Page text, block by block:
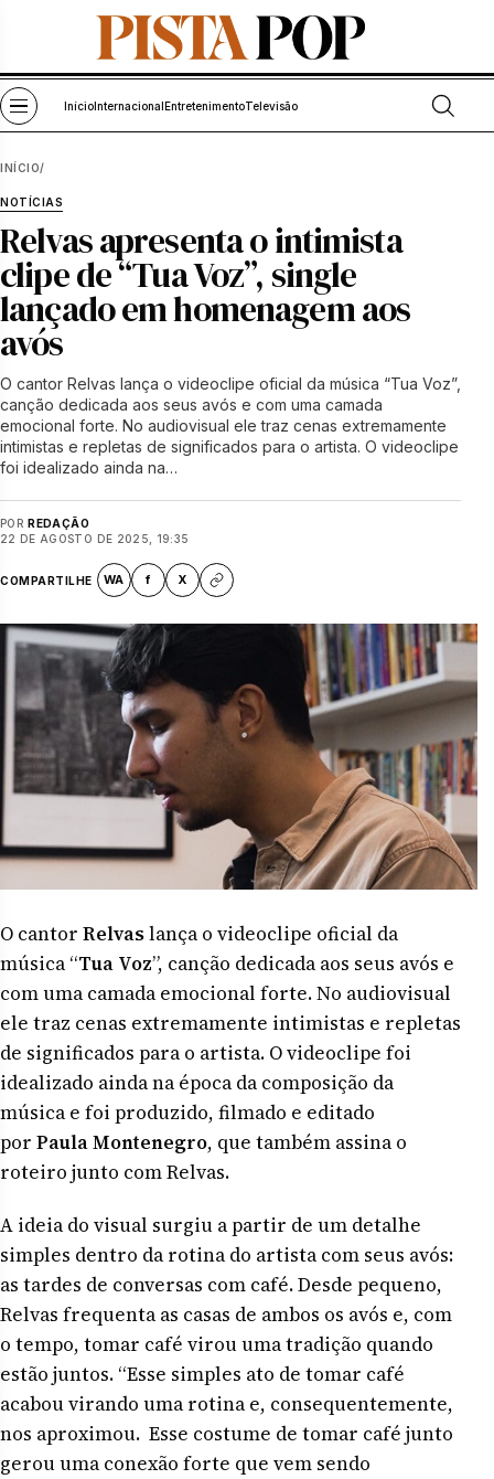
Pular para o conteúdo
Abrir menu
Início Internacional EntretenimentoTelevisão Abrir
INÍCIO/
NOTÍCIAS
Relvas apresenta o intimista
clipe de “Tua Voz”, single
lançado em homenagem aos
avós
O cantor Relvas lança o videoclipe oficial da música “Tua Voz”,
canção dedicada aos seus avós e com uma camada
emocional forte. No audiovisual ele traz cenas extremamente
intimistas e repletas de significados para o artista. O videoclipe
foi idealizado ainda na…
POR REDAÇÃO
22 DE AGOSTO DE 2025, 19:35
COMPARTILHE WA f X
O cantor Relvaslança o videoclipe oficial da
música “Tua Voz”, canção dedicada aos seus avós e
com uma camada emocional forte. No audiovisual
ele traz cenas extremamente intimistas e repletas
de significados para o artista. O videoclipe foi
idealizado ainda na época da composição da
música e foi produzido, filmado e editado
por Paula Montenegro, que também assina o
roteiro junto com Relvas.
A ideia do visual surgiu a partir de um detalhe
simples dentro da rotina do artista com seus avós:
as tardes de conversas com café. Desde pequeno,
Relvas frequenta as casas de ambos os avós e, com
o tempo, tomar café virou uma tradição quando
estão juntos. “Esse simples ato de tomar café
acabou virando uma rotina e, consequentemente,
nos aproximou. Esse costume de tomar café junto
gerou uma conexão forte que vem sendo